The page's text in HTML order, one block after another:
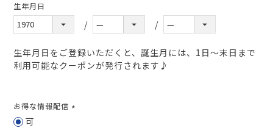
生年月日
生年月日をご登録いただくと、誕生月には、1日～末日まで
利用可能なクーポンが発行されます♪
お得な情報配信
可